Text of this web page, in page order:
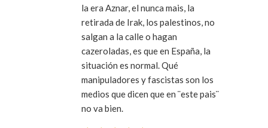
la era Aznar, el nunca mais, la
retirada de Irak, los palestinos, no
salgan a la calle o hagan
cazeroladas, es que en España, la
situación es normal. Qué
manipuladores y fascistas son los
medios que dicen que en ¨este pais¨
no va bien.